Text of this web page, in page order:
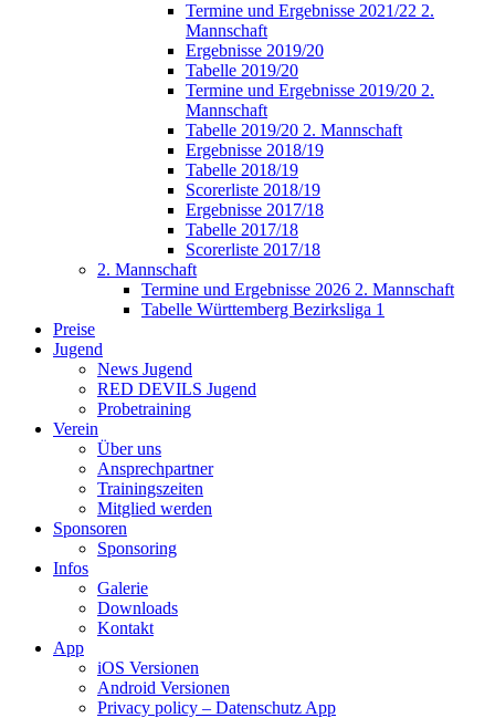
Termine und Ergebnisse 2021/22 2.
Mannschaft
Ergebnisse 2019/20
Tabelle 2019/20
Termine und Ergebnisse 2019/20 2.
Mannschaft
Tabelle 2019/20 2. Mannschaft
Ergebnisse 2018/19
Tabelle 2018/19
Scorerliste 2018/19
Ergebnisse 2017/18
Tabelle 2017/18
Scorerliste 2017/18
2. Mannschaft
Termine und Ergebnisse 2026 2. Mannschaft
Tabelle Württemberg Bezirksliga 1
Preise
Jugend
News Jugend
RED DEVILS Jugend
Probetraining
Verein
Über uns
Ansprechpartner
Trainingszeiten
Mitglied werden
Sponsoren
Sponsoring
Infos
Galerie
Downloads
Kontakt
App
iOS Versionen
Android Versionen
Privacy policy – Datenschutz App